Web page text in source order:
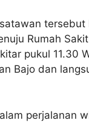
Rumah
pukul 11.30
Bajo dan
perjalanan